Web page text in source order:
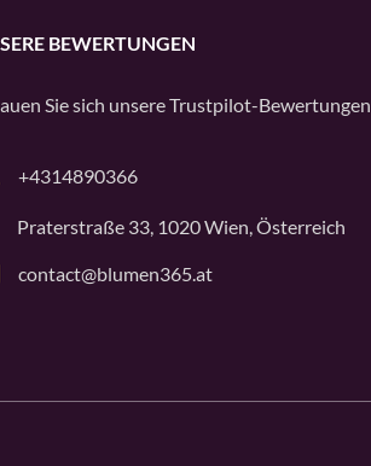
BEWERTUNGEN
Sie sich unsereTrustpilot-Bewertungen
+4314890366
Praterstraße 33, 1020 Wien, Österreich
contact@blumen365.at